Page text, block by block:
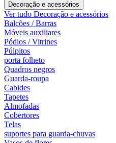
Decoração e acessórios
Ver tudo Decoração e acessórios
Balcões / Barras
Móveis auxiliares
Pódios / Vitrines
Púlpitos
porta folheto
Quadros negros
Guarda-roupa
Cabides
Tapetes
Almofadas
Cobertores
Telas
suportes para guarda-chuvas